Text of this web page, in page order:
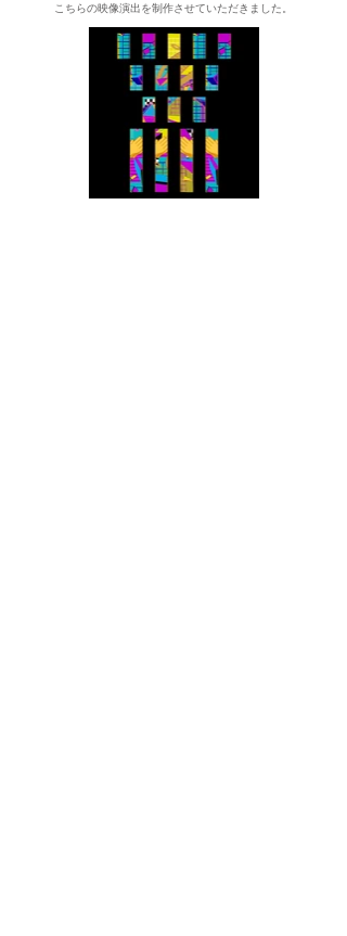
こちらの映像演出を制作させていただきました。